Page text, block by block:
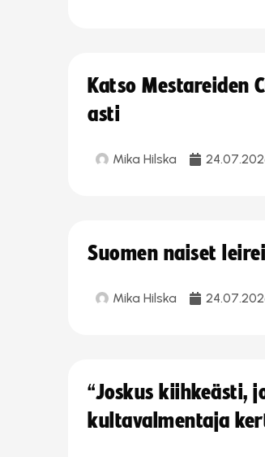
Katso Mestareiden
asti
Mika Hilska
Suomen naiset
Mika Hilska
“Joskus kiihkeästi,
kultavalmentaja